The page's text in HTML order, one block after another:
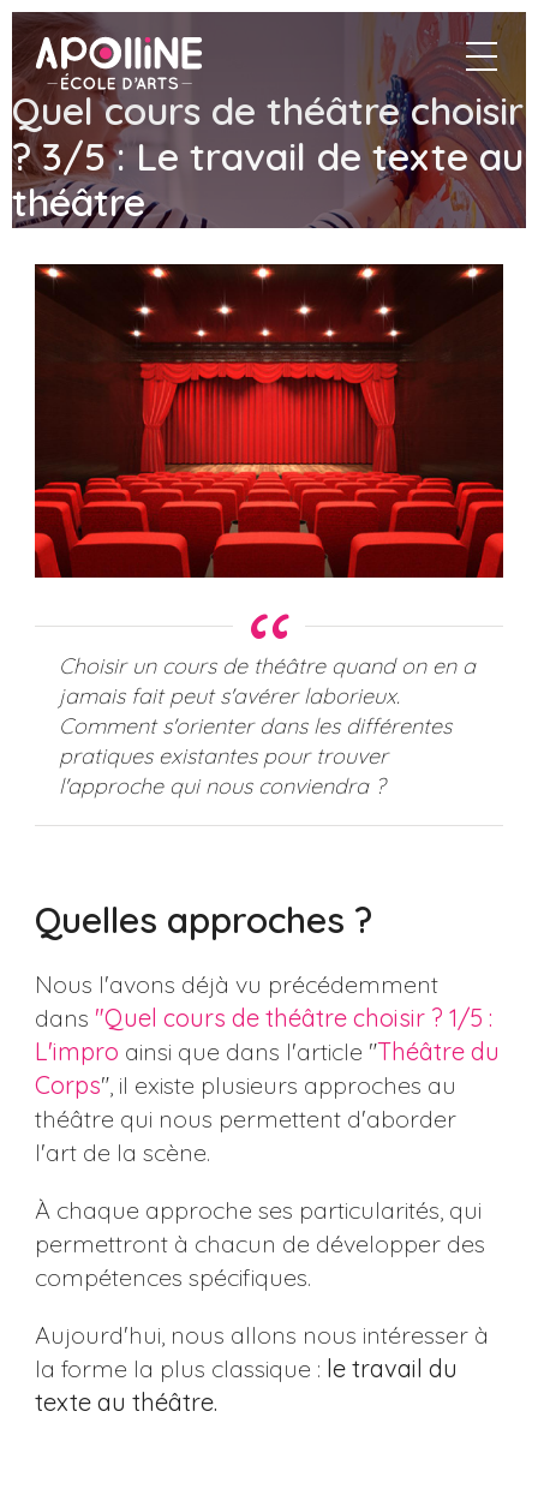
Apolline
–
École
d'arts
Quel cours de théâtre choisir
? 3/5 : Le travail de texte au
théâtre
Choisir un cours de théâtre quand on en a
jamais fait peut s'avérer laborieux.
Comment s'orienter dans les différentes
pratiques existantes pour trouver
l'approche qui nous conviendra ?
Quelles approches ?
Nous l'avons déjà vu précédemment
dans "Quel cours de théâtre choisir ? 1/5 :
L'impro ainsi que dans l'article "Théâtre du
Corps", il existe plusieurs approches au
théâtre qui nous permettent d'aborder
l'art de la scène.
À chaque approche ses particularités, qui
permettront à chacun de développer des
compétences spécifiques.
Aujourd'hui, nous allons nous intéresser à
la forme la plus classique : le travail du
texte au théâtre.